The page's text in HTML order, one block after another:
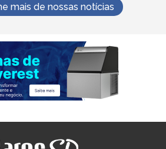
mais de nossas notícias